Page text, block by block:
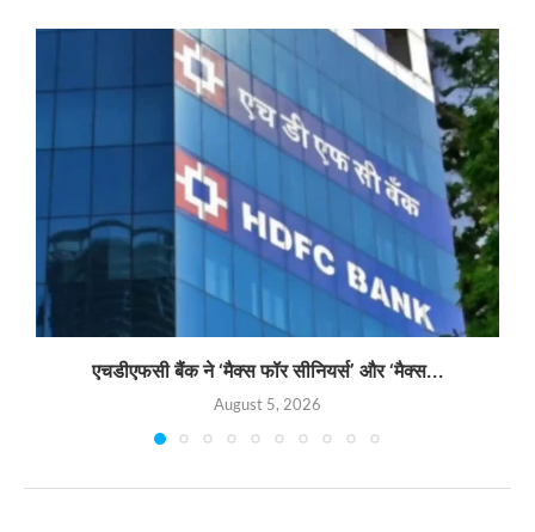
एचडीएफसी बैंक ने ‘मैक्स फॉर सीनियर्स’ और ‘मैक्स...
August 5, 2026